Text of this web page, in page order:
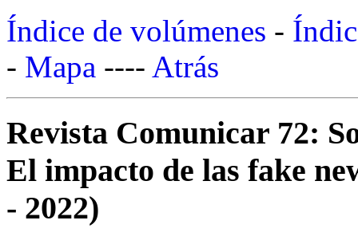
Índice de volúmenes -
- Mapa ---- Atrás
Revista Comunicar 72:
El impacto de las fake
- 2022)